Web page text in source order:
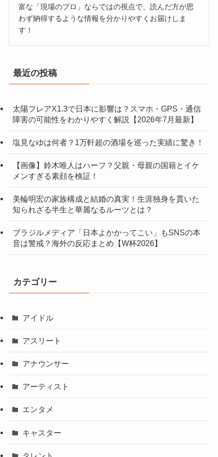
富な「現場のプロ」ならではの視点で、読んだ方が思
わず納得するような情報を分かりやすくお届けしま
す！
最近の投稿
太陽フレアX1.3で日本に影響は？スマホ・GPS・通信
障害の可能性をわかりやすく解説【2026年7月最新】
塩見なゆは何者？1万軒超の酒場を巡った実績に驚き！
【画像】鈴木唯人はハーフ？父親・母親の国籍とイケ
メンすぎる素顔を検証！
美輪明宏の家族構成と結婚の真実！生涯独身を貫いた
知られざる半生と華麗なるルーツとは？
ブラジルメディア「日本よかかってこい」もSNSの本
音は警戒？海外の反応まとめ【W杯2026】
カテゴリー
アイドル
アスリート
アナウンサー
アーティスト
エンタメ
キャスター